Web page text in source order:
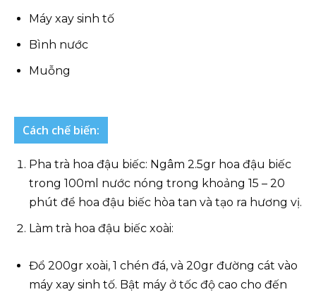
Máy xay sinh tố
Bình nước
Muỗng
Cách chế biến:
Pha trà hoa đậu biếc: Ngâm 2.5gr hoa đậu biếc
trong 100ml nước nóng trong khoảng 15 – 20
phút để hoa đậu biếc hòa tan và tạo ra hương vị.
Làm trà hoa đậu biếc xoài:
Đổ 200gr xoài, 1 chén đá, và 20gr đường cát vào
máy xay sinh tố. Bật máy ở tốc độ cao cho đến